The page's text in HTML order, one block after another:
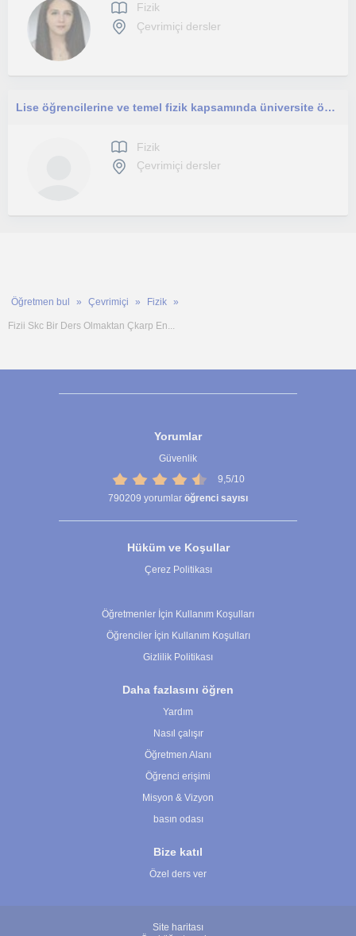
Fizik
Çevrimiçi dersler
Lise öğrencilerine ve temel fizik kapsamında üniversite öğrencilerine ders verilir
Fizik
Çevrimiçi dersler
Öğretmen bul Çevrimiçi Fizik
Fizii Skc Bir Ders Olmaktan Çkarp En...
Yorumlar
Güvenlik
9,5/10
790209 yorumlar öğrenci sayısı
Hüküm ve Koşullar
Çerez Politikası
Öğretmenler İçin Kullanım Koşulları
Öğrenciler İçin Kullanım Koşulları
Gizlilik Politikası
Daha fazlasını öğren
Yardım
Nasıl çalışır
Öğretmen Alanı
Öğrenci erişimi
Misyon & Vizyon
basın odası
Bize katıl
Özel ders ver
Site haritası